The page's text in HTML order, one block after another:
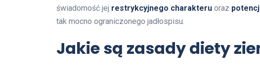
świadomość jej restrykcyjnego charakteru oraz
tak mocno ograniczonego jadłospisu.
Jakie są zasady diety